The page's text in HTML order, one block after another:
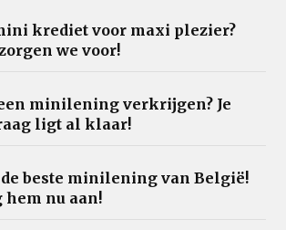
krediet voor maxi plezier?
we voor!
minilening verkrijgen? Je
ligt al klaar!
beste minilening van België!
hem nu aan!